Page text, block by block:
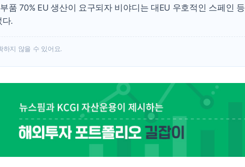
품 70% EU 생산이 요구되자 비야디는 대EU 우호적인 스페인 등
다.
하지 않을 수 있어요.